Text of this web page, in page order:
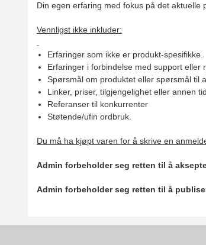
Din egen erfaring med fokus på det aktuelle
Vennligst ikke inkluder:
Erfaringer som ikke er produkt-spesifikke.
Erfaringer i forbindelse med support eller
Spørsmål om produktet eller spørsmål til
Linker, priser, tilgjengelighet eller annen
Referanser til konkurrenter
Støtende/ufin ordbruk.
Du må ha kjøpt varen for å skrive en
Admin forbeholder seg retten til å
Admin forbeholder seg retten til å